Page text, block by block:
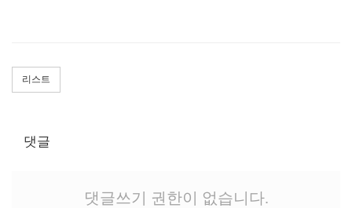
리스트
댓글
댓글쓰기 권한이 없습니다.